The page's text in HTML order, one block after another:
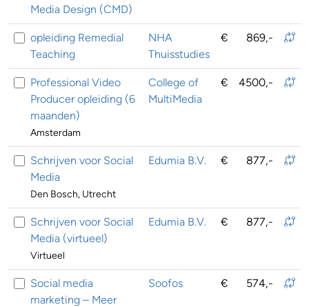
Media Design (CMD)
opleiding Remedial
Teaching
NHA
Thuisstudies
€ 869,-
Professional Video
Producer opleiding (6
maanden)
College of
MultiMedia
€ 4500,-
Amsterdam
Schrijven voor Social
Media
Edumia B.V. € 877,-
Den Bosch, Utrecht
Schrijven voor Social
Media (virtueel)
Edumia B.V. € 877,-
Virtueel
Social media
marketing – Meer
Soofos € 574,-